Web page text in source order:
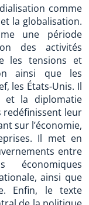
comme
la globalisation.
une période
des activités
les tensions et
ainsi que les
les États-Unis. Il
et la diplomatie
redéfinissent leur
sur l’économie,
Il met en
entre
économiques
ainsi que
Enfin, le texte